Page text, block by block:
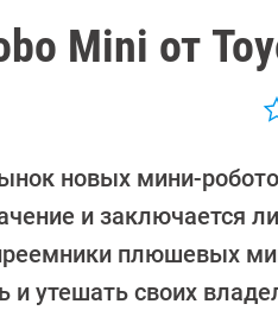
Mini от
новых мини-
и заключается
плюшевых
утешать своих